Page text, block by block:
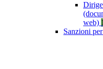
web) 1
Sanzioni